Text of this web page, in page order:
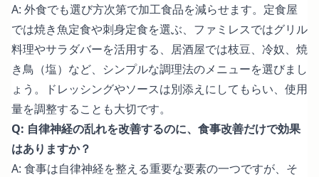
A: 外食でも選び方次第で加工食品を減らせます。定食屋
では焼き魚定食や刺身定食を選ぶ、ファミレスではグリル
料理やサラダバーを活用する、居酒屋では枝豆、冷奴、焼
き鳥（塩）など、シンプルな調理法のメニューを選びまし
ょう。ドレッシングやソースは別添えにしてもらい、使用
量を調整することも大切です。
Q: 自律神経の乱れを改善するのに、食事改善だけで効果
はありますか？
A: 食事は自律神経を整える重要な要素の一つですが、そ